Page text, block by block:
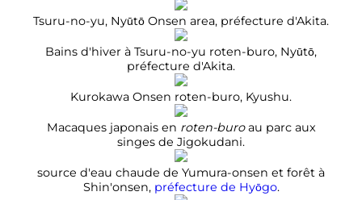
Tsuru-no-yu, Nyūtō Onsen area, préfecture d'Akita.
Bains d'hiver à Tsuru-no-yu roten-buro, Nyūtō,
préfecture d'Akita.
Kurokawa Onsen roten-buro, Kyushu.
Macaques japonais en roten-buroau parc aux
singes de Jigokudani.
source d'eau chaude de Yumura-onsen et forêt à
Shin'onsen, préfecture de Hyōgo.